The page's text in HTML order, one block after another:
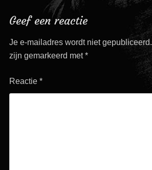
navigatie
Geef een reactie
Je e-mailadres wordt niet gepubliceerd.
zijn gemarkeerd met*
Reactie *